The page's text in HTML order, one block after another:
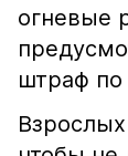
огневые
штраф по